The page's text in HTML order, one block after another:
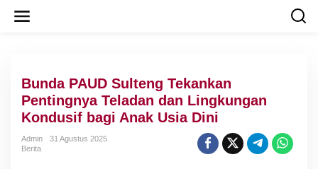
Bunda PAUD Sulteng Tekankan
Pentingnya Teladan dan Lingkungan
Kondusif bagi Anak Usia Dini
Admin
31 Agustus 2025
Berita